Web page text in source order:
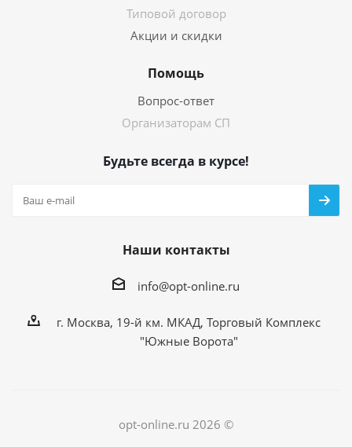
Типовой договор
Акции и скидки
Помощь
Вопрос-ответ
Организаторам СП
Будьте всегда в курсе!
Наши контакты
info@opt-online.ru
г. Москва, 19-й км. МКАД, Торговый Комплекс
"Южные Ворота"
opt-online.ru 2026 ©